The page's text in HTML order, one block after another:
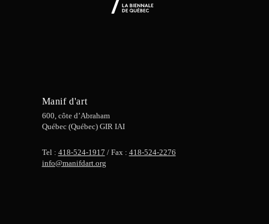
Manif d'art
600, côte d’Abraham
Québec (Québec) GIR IAI
Tel : 418-524-1917 / Fax : 418-524-2276
info@manifdart.org